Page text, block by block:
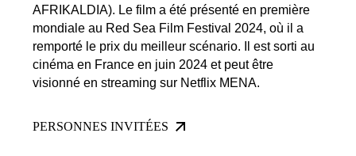
AFRIKALDIA). Le film a été présenté en première
mondiale au Red Sea Film Festival 2024, où il a
remporté le prix du meilleur scénario. Il est sorti au
cinéma en France en juin 2024 et peut être
visionné en streaming sur Netflix MENA.
PERSONNES INVITÉES